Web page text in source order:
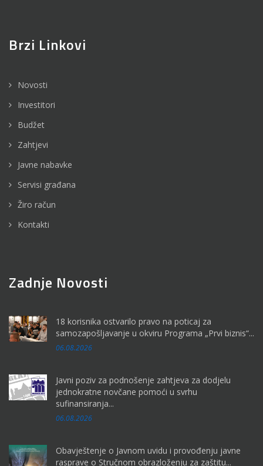
Brzi Linkovi
Novosti
Investitori
Budžet
Zahtjevi
Javne nabavke
Servisi građana
Žiro račun
Kontakti
Zadnje Novosti
18 korisnika ostvarilo pravo na poticaj za
samozapošljavanje u okviru Programa „Prvi biznis“...
06.08.2026
Javni poziv za podnošenje zahtjeva za dodjelu
jednokratne novčane pomoći u svrhu
sufinansiranja...
06.08.2026
Obavještenje o Javnom uvidu i provođenju javne
rasprave o Stručnom obrazloženju za zaštitu...